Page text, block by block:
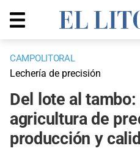
CAMPOLITORAL
Lechería de precisión
Del lote al
agricultura de
producción y